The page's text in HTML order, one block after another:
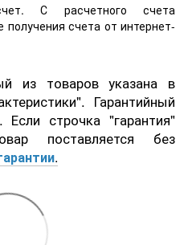
С расчетного счета
счета от интернет-
из товаров указана в
Гарантийный
строчка "гарантия"
поставляется без
.